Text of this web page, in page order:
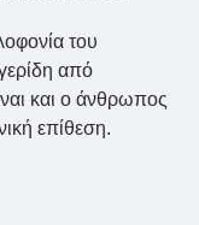
του
από
και ο άνθρωπος
επίθεση.